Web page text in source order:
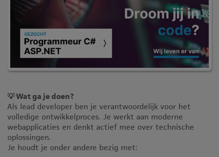
💡 Wat ga je doen?
Als lead developer ben je verantwoordelijk voor het
volledige ontwikkelproces. Je werkt aan moderne
webapplicaties en denkt actief mee over technische
oplossingen.
Je houdt je onder andere bezig met: